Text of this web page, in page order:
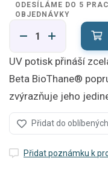
UV potisk přináší
Beta BioThane®
zvýrazňuje jeho
Přidat do oblíbených
Přidat poznámku k
ODESÍLÁME DO 5
OBJEDNÁVKY